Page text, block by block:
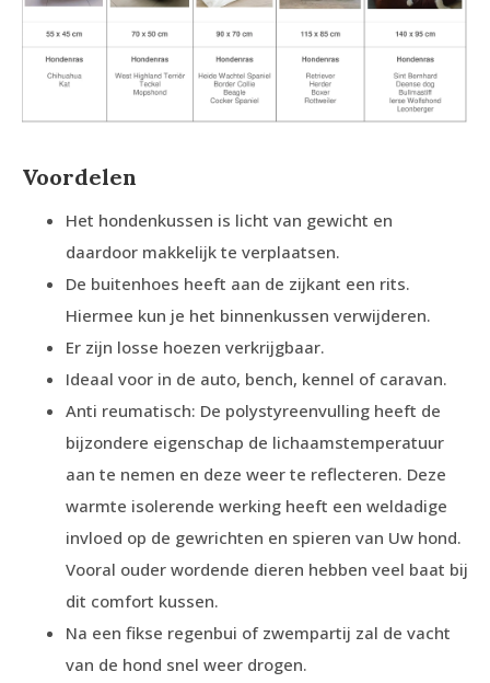
Voordelen
Het hondenkussen is licht van gewicht en
daardoor makkelijk te verplaatsen.
De buitenhoes heeft aan de zijkant een rits.
Hiermee kun je het binnenkussen verwijderen.
Er zijn losse hoezen verkrijgbaar.
Ideaal voor in de auto, bench, kennel of caravan.
Anti reumatisch: De polystyreenvulling heeft de
bijzondere eigenschap de lichaamstemperatuur
aan te nemen en deze weer te reflecteren. Deze
warmte isolerende werking heeft een weldadige
invloed op de gewrichten en spieren van Uw hond.
Vooral ouder wordende dieren hebben veel baat bij
dit comfort kussen.
Na een fikse regenbui of zwempartij zal de vacht
van de hond snel weer drogen.